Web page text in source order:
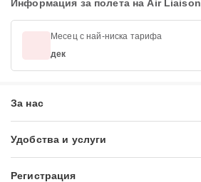
Информация за полета на Air Liaison
Месец с най-ниска тарифа
дек
За нас
Удобства и услуги
Регистрация